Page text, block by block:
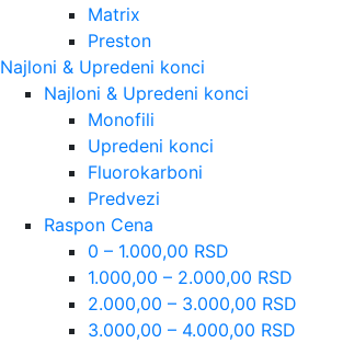
Matrix
Preston
Najloni & Upredeni konci
Najloni & Upredeni konci
Monofili
Upredeni konci
Fluorokarboni
Predvezi
Raspon Cena
0 – 1.000,00 RSD
1.000,00 – 2.000,00 RSD
2.000,00 – 3.000,00 RSD
3.000,00 – 4.000,00 RSD